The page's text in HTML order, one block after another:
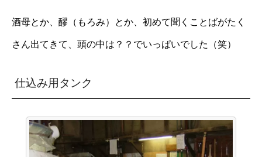
酒母とか、醪（もろみ）とか、初めて聞くことばがたく
さん出てきて、頭の中は？？でいっぱいでした（笑）
仕込み用タンク